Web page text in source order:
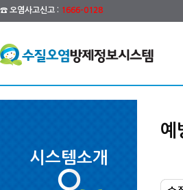
☎ 오염사고신고 : 1666-0128
시스템소개
예